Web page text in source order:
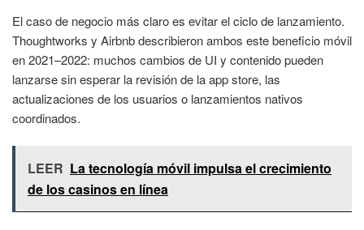
El caso de negocio más claro es evitar el ciclo de lanzamiento.
Thoughtworks y Airbnb describieron ambos este beneficio móvil
en 2021–2022: muchos cambios de UI y contenido pueden
lanzarse sin esperar la revisión de la app store, las
actualizaciones de los usuarios o lanzamientos nativos
coordinados.
LEER La tecnología móvil impulsa el crecimiento
de los casinos en línea